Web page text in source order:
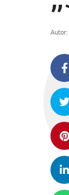
Autor: